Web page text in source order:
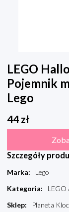
LEGO
Pojemnik
Lego
44 zł
Szczegóły
Marka:
Lego
Kategoria:
LEGO
Sklep: Planeta